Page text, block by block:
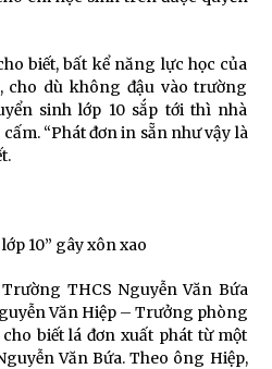
biết, bất kể năng lực học của
cho dù không đậu vào trường
sinh lớp 10 sắp tới thì nhà
“Phát đơn in sẵn như vậy là
10” gây xôn xao
THCS Nguyễn Văn Bứa
Văn Hiệp – Trưởng phòng
biết lá đơn xuất phát từ một
Văn Bứa. Theo ông Hiệp,